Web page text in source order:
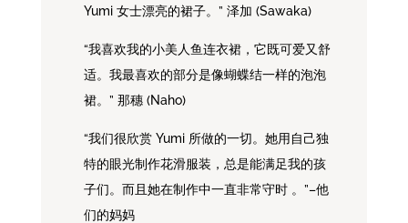
Yumi 女士漂亮的裙子。” 泽加 (Sawaka)
“我喜欢我的小美人鱼连衣裙，它既可爱又舒
适。我最喜欢的部分是像蝴蝶结一样的泡泡
裙。” 那穗 (Naho)
“我们很欣赏 Yumi 所做的一切。她用自己独
特的眼光制作花滑服装，总是能满足我的孩
子们。而且她在制作中一直非常守时 。”–他
们的妈妈